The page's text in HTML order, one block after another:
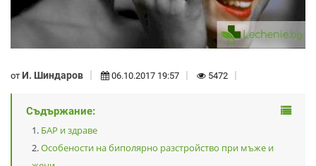
от И. Шиндаров 06.10.2017 19:57 5472
Съдържание:
БАР и здраве
Особености на биполярно разстройство при мъже и